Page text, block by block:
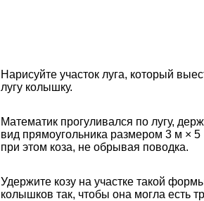
Нарисуйте участок луга, который
лугу колышку.
Математик прогуливался по лугу,
вид прямоугольника размером 3 м × 5
при этом коза, не обрывая поводка.
Удержите козу на участке такой
колышков так, чтобы она могла есть